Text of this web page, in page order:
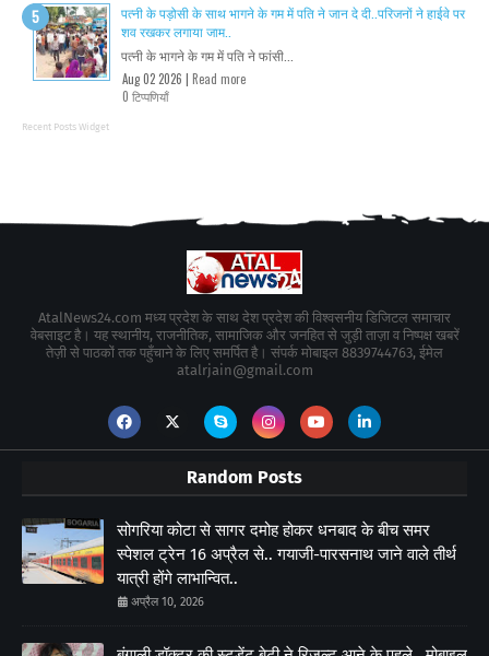
पत्नी के पड़ोसी के साथ भागने के गम में पति ने जान दे दी..परिजनों ने हाईवे पर
शव रखकर लगाया जाम..
पत्नी के भागने के गम में पति ने फांसी...
Aug 02 2026 | Read more
0 टिप्पणियाँ
Recent Posts Widget
AtalNews24.com मध्य प्रदेश के साथ देश प्रदेश की विश्वसनीय डिजिटल समाचार
वेबसाइट है। यह स्थानीय, राजनीतिक, सामाजिक और जनहित से जुड़ी ताज़ा व निष्पक्ष खबरें
तेज़ी से पाठकों तक पहुँचाने के लिए समर्पित है। संपर्क मोबाइल 8839744763, ईमेल
atalrjain@gmail.com
Random Posts
सोगरिया कोटा से सागर दमोह होकर धनबाद के बीच समर
स्पेशल ट्रेन 16 अप्रैल से.. गयाजी-पारसनाथ जाने वाले तीर्थ
यात्री होंगे लाभान्वित..
अप्रैल 10, 2026